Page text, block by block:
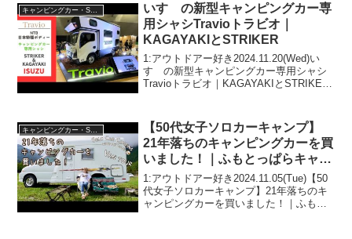
キャンピングカー・SUV人気車種
いすゞの新型キャンピングカー専
用シャシTravioトラビオ｜
KAGAYAKIとSTRIKER
1:アウトドアー好き2024.11.20(Wed)い
すゞの新型キャンピングカー専用シャシ
Travioトラビオ｜KAGAYAKIとSTRIKER
2024.11.20(Wed)この動画...
【50代女子ソロカーキャンプ】
21年落ちのキャンピングカーを買
いました！｜ふもとっぱらキャン
プ場｜Van Tour, Vlog［50］
1:アウトドアー好き2024.11.05(Tue)【50
代女子ソロカーキャンプ】21年落ちのキ
ャンピングカーを買いました！｜ふもと